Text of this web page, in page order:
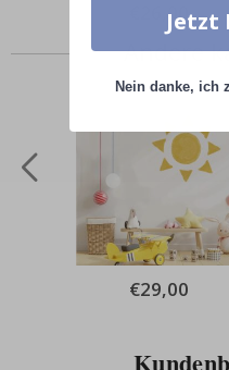
€26,00
Andere
Special
Price
€29,00
Jetzt
Nein danke, ich